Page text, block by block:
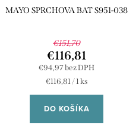
MAYO SPRCHOVA BAT S951-038
€151,70
€94,97 bez DPH
€116,81
Jednotková
cena:
€116,81 / 1 ks
DO KOŠÍKA